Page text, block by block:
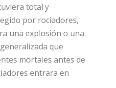
total y
por rociadores,
una explosión o una
que
mortales antes de
entrara en